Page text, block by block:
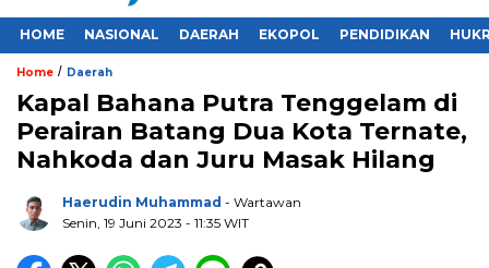
HOME NASIONAL DAERAH EKOPOL PENDIDIKAN
Home / Daerah
Kapal Bahana Putra Tenggelam di
Perairan Batang Dua Kota Ternate,
Nahkoda dan Juru Masak Hilang
Haerudin Muhammad - Wartawan
Senin, 19 Juni 2023 - 11:35 WIT